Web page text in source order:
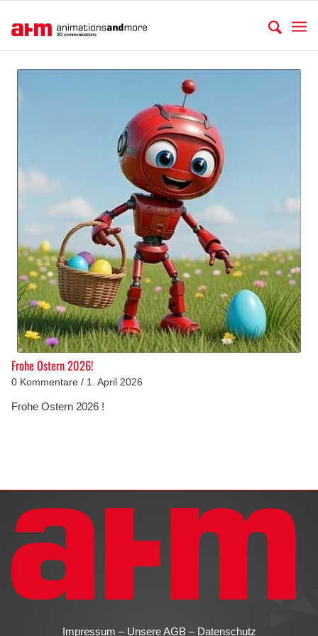
Frohe Ostern 2026!
0 Kommentare / 1. April 2026
Frohe Ostern 2026 !
Impressum – Unsere AGB – Datenschutz